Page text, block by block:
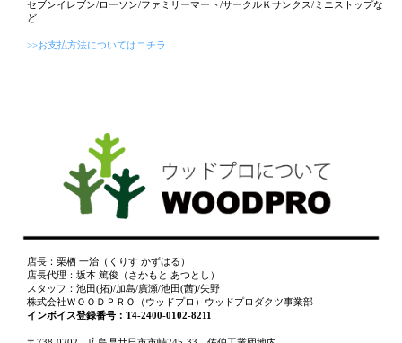
セブンイレブン/ローソン/ファミリーマート/サークルＫサンクス/ミニストップな
ど
>>お支払方法についてはコチラ
店長：栗栖 一治（くりす かずはる）
店長代理：坂本 篤俊（さかもと あつとし）
スタッフ：池田(拓)/加島/廣瀬/池田(茜)/矢野
株式会社ＷＯＯＤＰＲＯ（ウッドプロ）ウッドプロダクツ事業部
インボイス登録番号：T4-2400-0102-8211